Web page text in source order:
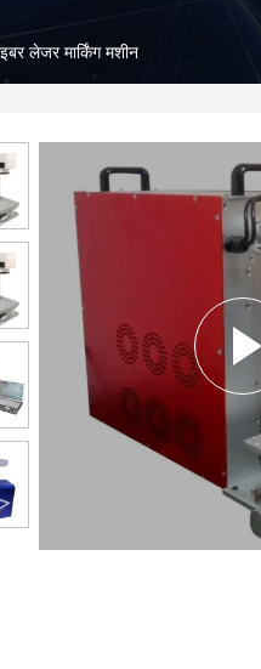
लेजर मार्किंग मशीन